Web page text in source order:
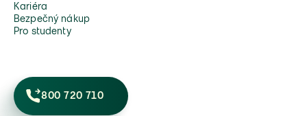
Kariéra
Bezpečný nákup
Pro studenty
800 720 710